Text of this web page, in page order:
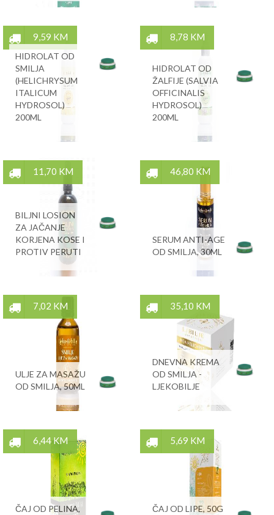
9,59 KM
HIDROLAT OD
SMILJA
(HELICHRYSUM
ITALICUM
HYDROSOL)
200ML
8,78 KM
HIDROLAT OD
ŽALFIJE (SALVIA
OFFICINALIS
HYDROSOL)
200ML
11,70 KM
BILJNI LOSION
ZA JAČANJE
KORJENA KOSE I
PROTIV PERUTI
46,80 KM
SERUM ANTI-AGE
OD SMILJA, 30ML
7,02 KM
ULJE ZA MASAŽU
OD SMILJA, 50ML
35,10 KM
DNEVNA KREMA
OD SMILJA -
LJEKOBILJE
6,44 KM
ČAJ OD PELINA,
5,69 KM
ČAJ OD LIPE, 50G